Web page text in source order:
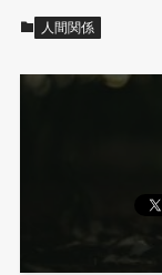
人間関係